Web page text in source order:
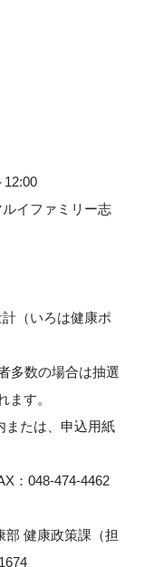
イファミリー志
（いろは健康ポ
数の場合は抽選
ます。
たは、申込用紙
474-4462
健康政策課（担